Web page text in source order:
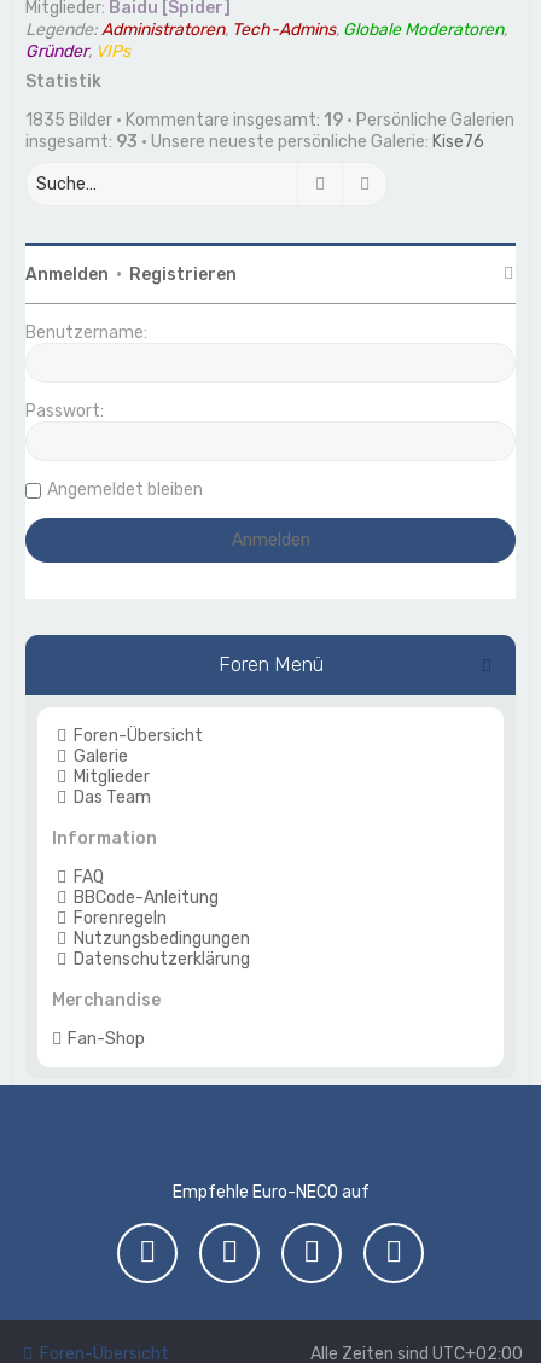
Mitglieder: Baidu [Spider]
Legende:Administratoren, Tech-Admins, Globale Moderatoren,
Gründer, VIPs
Statistik
1835 Bilder • Kommentare insgesamt: 19 • Persönliche Galerien
insgesamt: 93 • Unsere neueste persönliche Galerie: Kise76
Suche
Anmelden • Registrieren
Benutzername:
Passwort:
Angemeldet bleiben
Foren Menü
Foren-Übersicht
Galerie
Mitglieder
Das Team
Information
FAQ
BBCode-Anleitung
Forenregeln
Nutzungsbedingungen
Datenschutzerklärung
Merchandise
Fan-Shop
Empfehle Euro-NECO auf
Foren-Übersicht Alle Zeiten sind UTC+02:00